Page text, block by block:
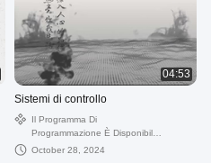
04:53
Sistemi di controllo
Il Programma Di
Programmazione È Disponibile
Su:
October 28, 2024